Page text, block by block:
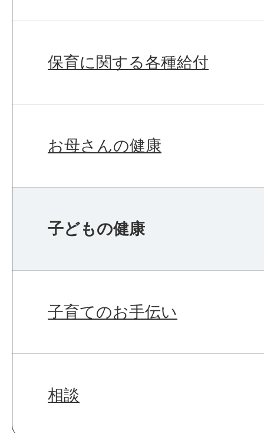
保育に関する各種給付
お母さんの健康
子どもの健康
子育てのお手伝い
相談